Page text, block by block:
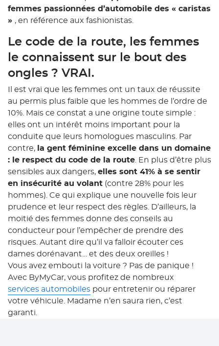
femmes passionnées d’automobile des « caristas
» , en référence aux fashionistas.
Le code de la route, les femmes
le connaissent sur le bout des
ongles ? VRAI.
Il est vrai que les femmes ont un taux de réussite
au permis plus faible que les hommes de l’ordre de
10%. Mais ce constat a une origine toute simple :
elles ont un intérêt moins important pour la
conduite que leurs homologues masculins. Par
contre, la gent féminine excelle dans un domaine
: le respect du code de la route. En plus d’être plus
sensibles aux dangers, elles sont 41% à se sentir
en insécurité au volant (contre 28% pour les
hommes). Ce qui explique une nouvelle fois leur
prudence et leur respect des règles. D’ailleurs, la
moitié des femmes donne des conseils au
conducteur pour l’empêcher de prendre des
risques. Autant dire qu’il va falloir écouter ces
dames dorénavant… et des deux oreilles !
Vous avez embouti la voiture ? Pas de panique !
Avec ByMyCar, vous profitez de nombreux
services automobiles pour entretenir ou réparer
votre véhicule. Madame n’en saura rien, c’est
garanti.